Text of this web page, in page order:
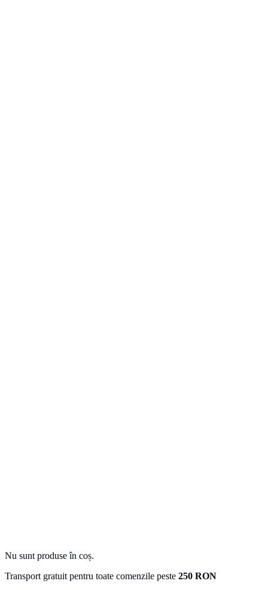
Nu sunt produse în coș.
Transport gratuit pentru toate comenzile peste 250 RON